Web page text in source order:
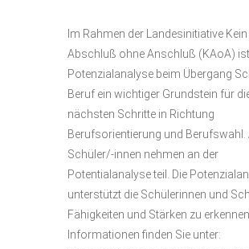
Im Rahmen der Landesinitiative Kein
Abschluß ohne Anschluß (KAoA)
Potenzialanalyse beim Übergang
Beruf ein wichtiger Grundstein für
nächsten Schritte in Richtung
Berufsorientierung und Berufswahl.
Schüler/-innen nehmen an der
Potentialanalyse teil. Die
unterstützt die Schülerinnen und
Fähigkeiten und Stärken zu
Informationen finden Sie unter: